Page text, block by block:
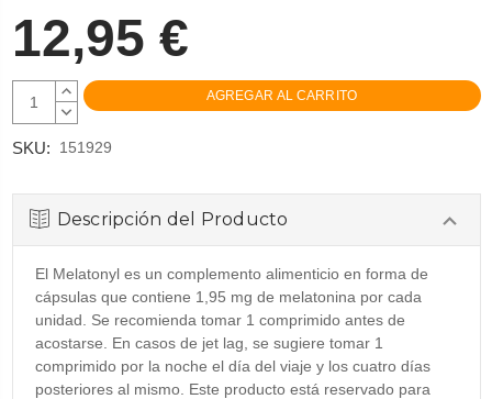
12,95 €
AUMENTAR
CANTIDAD:
DISMINUIR
SKU: 151929
Descripción del Producto
El Melatonyl es un complemento alimenticio en forma de
cápsulas que contiene 1,95 mg de melatonina por cada
unidad. Se recomienda tomar 1 comprimido antes de
acostarse. En casos de jet lag, se sugiere tomar 1
comprimido por la noche el día del viaje y los cuatro días
posteriores al mismo. Este producto está reservado para